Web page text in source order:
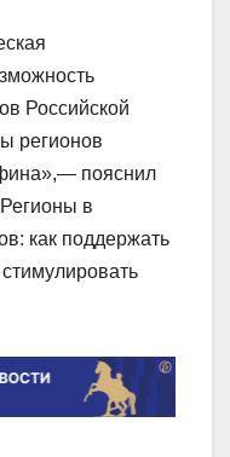
Российской
регионов
пояснил
в
как поддержать